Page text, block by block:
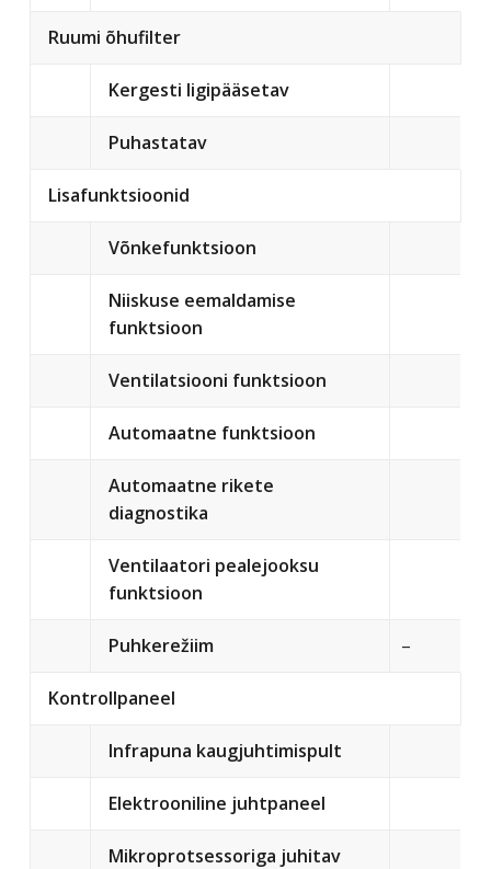
Ruumi õhufilter
Kergesti ligipääsetav
Puhastatav
Lisafunktsioonid
Võnkefunktsioon
Niiskuse eemaldamise
funktsioon
Ventilatsiooni funktsioon
Automaatne funktsioon
Automaatne rikete
diagnostika
Ventilaatori pealejooksu
funktsioon
Puhkerežiim –
Kontrollpaneel
Infrapuna kaugjuhtimispult
Elektrooniline juhtpaneel
Mikroprotsessoriga juhitav